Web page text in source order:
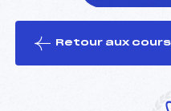
le ski
Retour aux